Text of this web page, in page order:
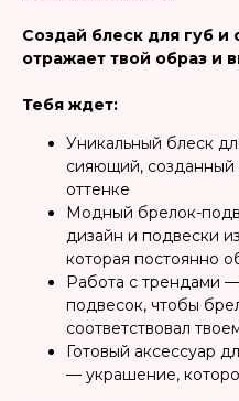
Создай блеск для губ
отражает твой образ и
Тебя ждет:
Уникальный блеск
сияющий, созданный
оттенке
Модный брелок-
дизайн и подвески
которая постоянно
Работа с трендами
подвесок, чтобы
соответствовал
Готовый аксессуар
— украшение,